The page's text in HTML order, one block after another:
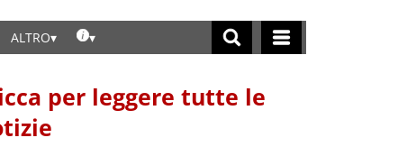
ALTRO
per leggere tutte le